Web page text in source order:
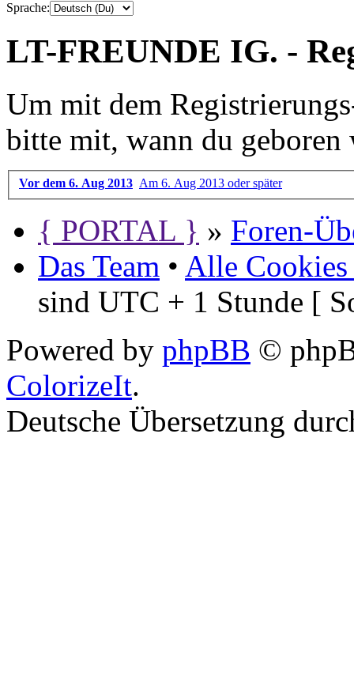
Sprache:
LT-FREUNDE IG. -
Um mit dem
bitte mit, wann du geboren
Vor dem 6. Aug 2013 Am 6. Aug 2013 oder später
{ PORTAL } » Foren-
Das Team • Alle Cookies
sind UTC + 1 Stunde [
Powered by phpBB ©
ColorizeIt.
Deutsche Übersetzung